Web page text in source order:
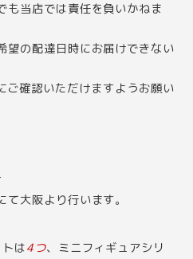
も当店では責任を負いかねま
の配達日時にお届けできない
ご確認いただけますようお願い
大阪より行います。
は4つ、ミニフィギュアシリ